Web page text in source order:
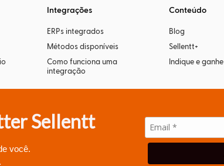
Sellentt
você.
Integrações
ERPs integrados
Métodos disponíveis
Como funciona uma
integração
Conteúdo
Blog
Sellentt+
Indique e ganhe